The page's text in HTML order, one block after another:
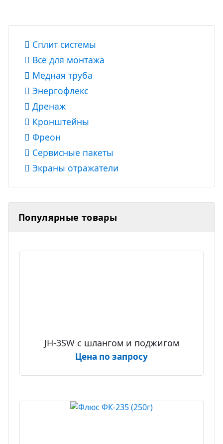
Сплит системы
Всё для монтажа
Медная труба
Энергофлекс
Дренаж
Кронштейны
Фреон
Сервисные пакеты
Экраны отражатели
Популярные товары
JH-3SW с шлангом и поджигом
Цена по запросу